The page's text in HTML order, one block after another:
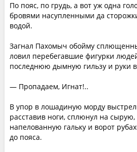
По пояс, по грудь, а вот уж одна
бровями насупленными да
водой.
Загнал Пахомыч обойму
ловил перебегавшие фигурки
последнюю дымную гильзу и руки
— Пропадаем, Игнат!..
В упор в лошадиную морду
расставив ноги, сплюнул на
напелованную гальку и ворот
до пояса.